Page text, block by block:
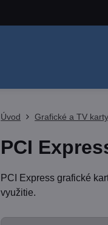
Úvod Grafické a TV karty
PCI
PCI Express grafické
využitie.